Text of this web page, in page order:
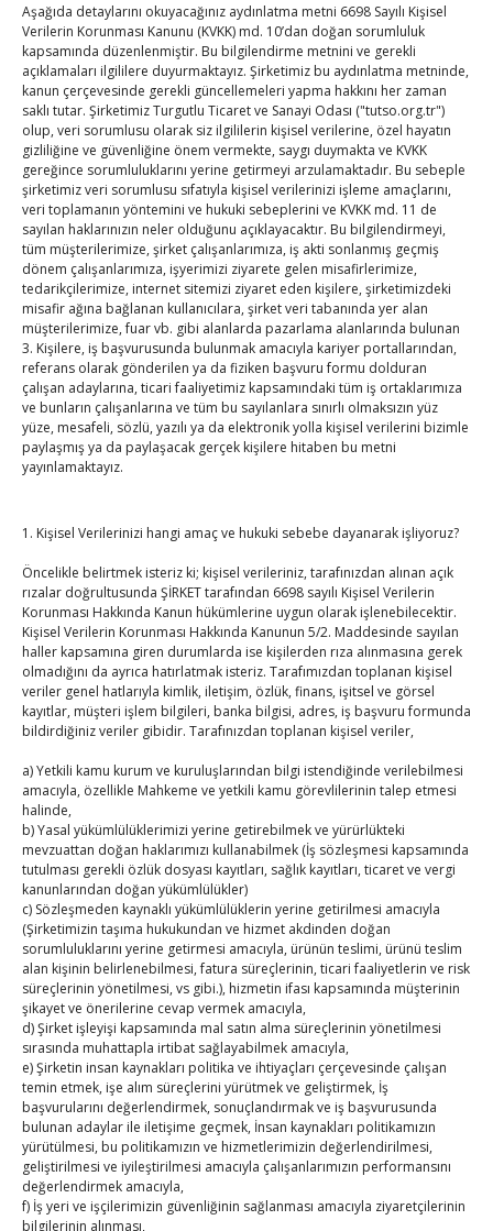
Aşağıda detaylarını okuyacağınız aydınlatma metni 6698 Sayılı Kişisel
Verilerin Korunması Kanunu (KVKK) md. 10’dan doğan sorumluluk
kapsamında düzenlenmiştir. Bu bilgilendirme metnini ve gerekli
açıklamaları ilgililere duyurmaktayız. Şirketimiz bu aydınlatma metninde,
kanun çerçevesinde gerekli güncellemeleri yapma hakkını her zaman
saklı tutar. Şirketimiz Turgutlu Ticaret ve Sanayi Odası ("tutso.org.tr")
olup, veri sorumlusu olarak siz ilgililerin kişisel verilerine, özel hayatın
gizliliğine ve güvenliğine önem vermekte, saygı duymakta ve KVKK
gereğince sorumluluklarını yerine getirmeyi arzulamaktadır. Bu sebeple
şirketimiz veri sorumlusu sıfatıyla kişisel verilerinizi işleme amaçlarını,
veri toplamanın yöntemini ve hukuki sebeplerini ve KVKK md. 11 de
sayılan haklarınızın neler olduğunu açıklayacaktır. Bu bilgilendirmeyi,
tüm müşterilerimize, şirket çalışanlarımıza, iş akti sonlanmış geçmiş
dönem çalışanlarımıza, işyerimizi ziyarete gelen misafirlerimize,
tedarikçilerimize, internet sitemizi ziyaret eden kişilere, şirketimizdeki
misafir ağına bağlanan kullanıcılara, şirket veri tabanında yer alan
müşterilerimize, fuar vb. gibi alanlarda pazarlama alanlarında bulunan
3. Kişilere, iş başvurusunda bulunmak amacıyla kariyer portallarından,
referans olarak gönderilen ya da fiziken başvuru formu dolduran
çalışan adaylarına, ticari faaliyetimiz kapsamındaki tüm iş ortaklarımıza
ve bunların çalışanlarına ve tüm bu sayılanlara sınırlı olmaksızın yüz
yüze, mesafeli, sözlü, yazılı ya da elektronik yolla kişisel verilerini bizimle
paylaşmış ya da paylaşacak gerçek kişilere hitaben bu metni
yayınlamaktayız.
1. Kişisel Verilerinizi hangi amaç ve hukuki sebebe dayanarak işliyoruz?
Öncelikle belirtmek isteriz ki; kişisel verileriniz, tarafınızdan alınan açık
rızalar doğrultusunda ŞİRKET tarafından 6698 sayılı Kişisel Verilerin
Korunması Hakkında Kanun hükümlerine uygun olarak işlenebilecektir.
Kişisel Verilerin Korunması Hakkında Kanunun 5/2. Maddesinde sayılan
haller kapsamına giren durumlarda ise kişilerden rıza alınmasına gerek
olmadığını da ayrıca hatırlatmak isteriz. Tarafımızdan toplanan kişisel
veriler genel hatlarıyla kimlik, iletişim, özlük, finans, işitsel ve görsel
kayıtlar, müşteri işlem bilgileri, banka bilgisi, adres, iş başvuru formunda
bildirdiğiniz veriler gibidir. Tarafınızdan toplanan kişisel veriler,
a) Yetkili kamu kurum ve kuruluşlarından bilgi istendiğinde verilebilmesi
amacıyla, özellikle Mahkeme ve yetkili kamu görevlilerinin talep etmesi
halinde,
b) Yasal yükümlülüklerimizi yerine getirebilmek ve yürürlükteki
mevzuattan doğan haklarımızı kullanabilmek (İş sözleşmesi kapsamında
tutulması gerekli özlük dosyası kayıtları, sağlık kayıtları, ticaret ve vergi
kanunlarından doğan yükümlülükler)
c) Sözleşmeden kaynaklı yükümlülüklerin yerine getirilmesi amacıyla
(Şirketimizin taşıma hukukundan ve hizmet akdinden doğan
sorumluluklarını yerine getirmesi amacıyla, ürünün teslimi, ürünü teslim
alan kişinin belirlenebilmesi, fatura süreçlerinin, ticari faaliyetlerin ve risk
süreçlerinin yönetilmesi, vs gibi.), hizmetin ifası kapsamında müşterinin
şikayet ve önerilerine cevap vermek amacıyla,
d) Şirket işleyişi kapsamında mal satın alma süreçlerinin yönetilmesi
sırasında muhattapla irtibat sağlayabilmek amacıyla,
e) Şirketin insan kaynakları politika ve ihtiyaçları çerçevesinde çalışan
temin etmek, işe alım süreçlerini yürütmek ve geliştirmek, İş
başvurularını değerlendirmek, sonuçlandırmak ve iş başvurusunda
bulunan adaylar ile iletişime geçmek, İnsan kaynakları politikamızın
yürütülmesi, bu politikamızın ve hizmetlerimizin değerlendirilmesi,
geliştirilmesi ve iyileştirilmesi amacıyla çalışanlarımızın performansını
değerlendirmek amacıyla,
f) İş yeri ve işçilerimizin güvenliğinin sağlanması amacıyla ziyaretçilerinin
bilgilerinin alınması,
Kahramanmaraş Ticaret ve Sanayi Odası’nın yeni
binası hizmete açıldı
By TUTSOon Ağu 5, 2026
Diren ailesine taziye ziyareti
ByTUTSOon Ağu 4, 2026
Hisarcıklıoğlu, Ardahan Üniversitesi Rektörü Prof. Dr.
Emiroğlu’nu kabul etti
ByTUTSOon Ağu 4, 2026
Hisarcıklıoğlu Muğla İl/İlçe Oda / Borsa Meclis Üyeleri
ile buluştu
ByTUTSOon Ağu 2, 2026
Hisarcıklıoğlu Muğla Ticaret Borsası’nı ziyaret etti
Ağustos 2026
P
S Ç P C C
P
1
2
3
4 5 6 7 8
9
10
11 12 13 14 15
16
17
18 19 20 21 22
23
24
25 26 27 28 29
31
« Tem
E-BÜLTEN
Kasaba Ekonomi Dergisi
TOBB HABER
TUTSO İktisadi Durum Raporu
Kahramanmaraş Ticaret ve Sanayi Odası’nın yeni
binası hizmete açıldı
Diren ailesine taziye ziyareti
Hisarcıklıoğlu, Ardahan Üniversitesi Rektörü Prof. Dr.